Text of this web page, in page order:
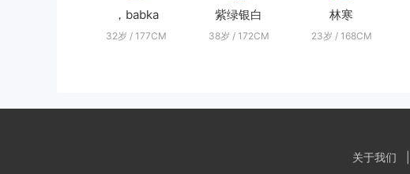
，babka
32岁 / 177CM
紫绿银白
38岁 / 172CM
林寒
23岁 / 168CM
关于我们